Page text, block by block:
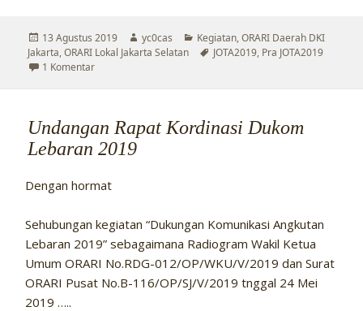
Diposkan
pada
13 Agustus 2019 Penulis
yc0cas Kategori
Kegiatan,ORARI Daerah DKI
Jakarta,ORARI Lokal Jakarta Selatan Tag
JOTA2019, Pra JOTA2019
1 Komentarpada KEGIATAN PRA JOTA 2019 ORARI DAERAH DKI
Undangan Rapat Kordinasi Dukom
Lebaran 2019
Dengan hormat
Sehubungan kegiatan “Dukungan Komunikasi Angkutan
Lebaran 2019” sebagaimana Radiogram Wakil Ketua
Umum ORARI No.RDG-012/OP/WKU/V/2019 dan Surat
ORARI Pusat No.B-116/OP/SJ/V/2019 tnggal 24 Mei
2019 …..